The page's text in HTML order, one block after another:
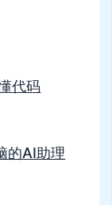
代码
的AI助理